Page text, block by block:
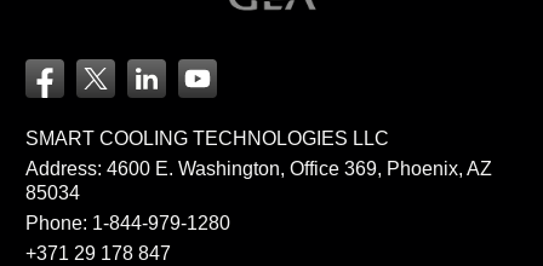
SMART COOLING TECHNOLOGIES LLC
Address: 4600 E. Washington, Office 369, Phoenix, AZ
85034
Phone: 1-844-979-1280
+371 29 178 847